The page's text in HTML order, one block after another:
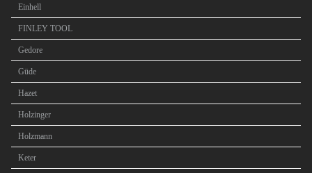
Einhell
FINLEY TOOL
Gedore
Güde
Hazet
Holzinger
Holzmann
Keter